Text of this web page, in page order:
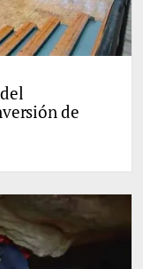
de